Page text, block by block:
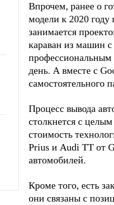
Впрочем, ранее о
модели к 2020
занимается
караван из машин
профессиональным
день. А вместе с
самостоятельного
Процесс вывода
столкнется с
стоимость
Prius и Audi TT от
автомобилей.
Кроме того, есть
они связаны с